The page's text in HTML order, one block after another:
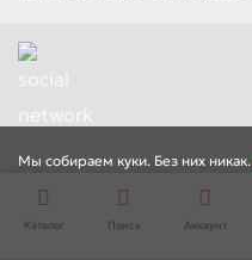
Мы собираем куки. Без них никак.
Каталог Поиск Аккаунт